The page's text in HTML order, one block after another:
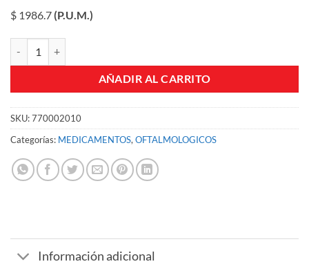
$ 1986.7(P.U.M.)
AÑADIR AL CARRITO
SKU:770002010
Categorías: MEDICAMENTOS, OFTALMOLOGICOS
Información adicional